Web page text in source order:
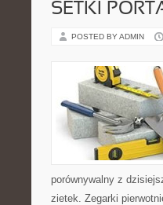
SETKI
POSTED BY ADMIN
porównywalny z
zietek. Zegarki